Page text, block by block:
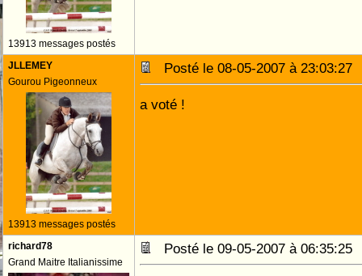
13913 messages postés
JLLEMEY
Gourou Pigeonneux
13913 messages postés
Posté le 08-05-2007 à
a voté !
richard78
Grand Maitre Italianissime
Posté le 09-05-2007 à